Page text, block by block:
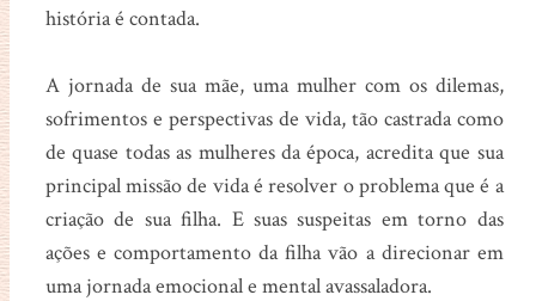
história é contada.
A jornada de sua mãe, uma mulher com os dilemas,
sofrimentos e perspectivas de vida, tão castrada como
de quase todas as mulheres da época, acredita que sua
principal missão de vida é resolver o problema que é a
criação de sua filha. E suas suspeitas em torno das
ações e comportamento da filha vão a direcionar em
uma jornada emocional e mental avassaladora.